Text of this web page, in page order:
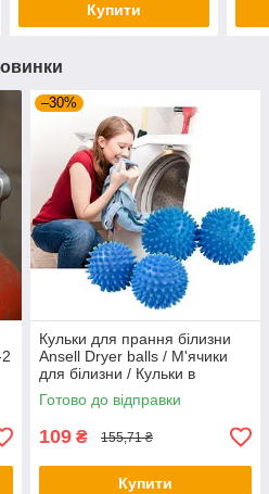
Купити
–30%
Кульки для прання білизни
Ansell Dryer balls / М'ячики
для білизни / Кульки в
пральну машинку
Готово до відправки
109 ₴ 155,71 ₴
Купити